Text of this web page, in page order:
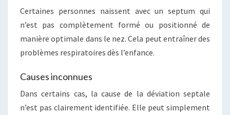
Certaines personnes naissent avec un septum qui
n’est pas complètement formé ou positionné de
manière optimale dans le nez. Cela peut entraîner des
problèmes respiratoires dès l’enfance.
Causes inconnues
Dans certains cas, la cause de la déviation septale
n’est pas clairement identifiée. Elle peut simplement